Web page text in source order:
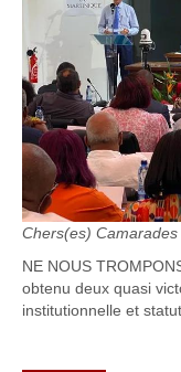
Chers(es)
NE NOUS
obtenu deux quasi
institutionnelle et